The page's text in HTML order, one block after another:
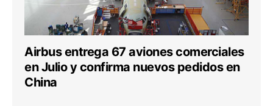
Airbus entrega 67 aviones comerciales
en Julio y confirma nuevos pedidos en
China